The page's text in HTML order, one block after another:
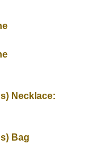
Necklace:
Bag